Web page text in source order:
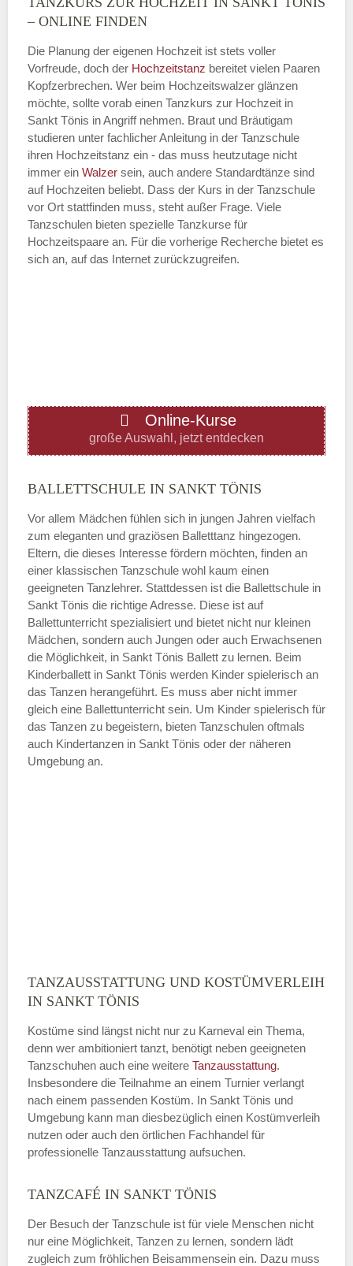
Montag
—
ÖFFNUNGSZEITEN HINZUFÜGEN
Dienstag
—
ÖFFNUNGSZEITEN HINZUFÜGEN
Donnerstag
—
ÖFFNUNGSZEITEN HINZUFÜGEN
Freitag
—
ÖFFNUNGSZEITEN HINZUFÜGEN
Samstag
– ONLINE FINDEN
Die Planung der eigenen Hochzeit ist stets voller
Vorfreude, doch der Hochzeitstanz bereitet vielen Paaren
Kopfzerbrechen. Wer beim Hochzeitswalzer glänzen
möchte, sollte vorab einen Tanzkurs zur Hochzeit in
Sankt Tönis in Angriff nehmen. Braut und Bräutigam
studieren unter fachlicher Anleitung in der Tanzschule
ihren Hochzeitstanz ein - das muss heutzutage nicht
immer ein Walzer sein, auch andere Standardtänze sind
auf Hochzeiten beliebt. Dass der Kurs in der Tanzschule
vor Ort stattfinden muss, steht außer Frage. Viele
Tanzschulen bieten spezielle Tanzkurse für
Hochzeitspaare an. Für die vorherige Recherche bietet es
sich an, auf das Internet zurückzugreifen.
Online-Kurse
große Auswahl, jetzt entdecken
BALLETTSCHULE IN SANKT TÖNIS
Vor allem Mädchen fühlen sich in jungen Jahren vielfach
zum eleganten und graziösen Balletttanz hingezogen.
Eltern, die dieses Interesse fördern möchten, finden an
einer klassischen Tanzschule wohl kaum einen
geeigneten Tanzlehrer. Stattdessen ist die Ballettschule in
Sankt Tönis die richtige Adresse. Diese ist auf
Ballettunterricht spezialisiert und bietet nicht nur kleinen
Mädchen, sondern auch Jungen oder auch Erwachsenen
die Möglichkeit, in Sankt Tönis Ballett zu lernen. Beim
Kinderballett in Sankt Tönis werden Kinder spielerisch an
das Tanzen herangeführt. Es muss aber nicht immer
gleich eine Ballettunterricht sein. Um Kinder spielerisch für
das Tanzen zu begeistern, bieten Tanzschulen oftmals
auch Kindertanzen in Sankt Tönis oder der näheren
Umgebung an.
TANZAUSSTATTUNG UND KOSTÜMVERLEIH
IN SANKT TÖNIS
Kostüme sind längst nicht nur zu Karneval ein Thema,
denn wer ambitioniert tanzt, benötigt neben geeigneten
Tanzschuhen auch eine weitere Tanzausstattung.
Insbesondere die Teilnahme an einem Turnier verlangt
nach einem passenden Kostüm. In Sankt Tönis und
Umgebung kann man diesbezüglich einen Kostümverleih
nutzen oder auch den örtlichen Fachhandel für
professionelle Tanzausstattung aufsuchen.
TANZCAFÉ IN SANKT TÖNIS
Der Besuch der Tanzschule ist für viele Menschen nicht
nur eine Möglichkeit, Tanzen zu lernen, sondern lädt
zugleich zum fröhlichen Beisammensein ein. Dazu muss